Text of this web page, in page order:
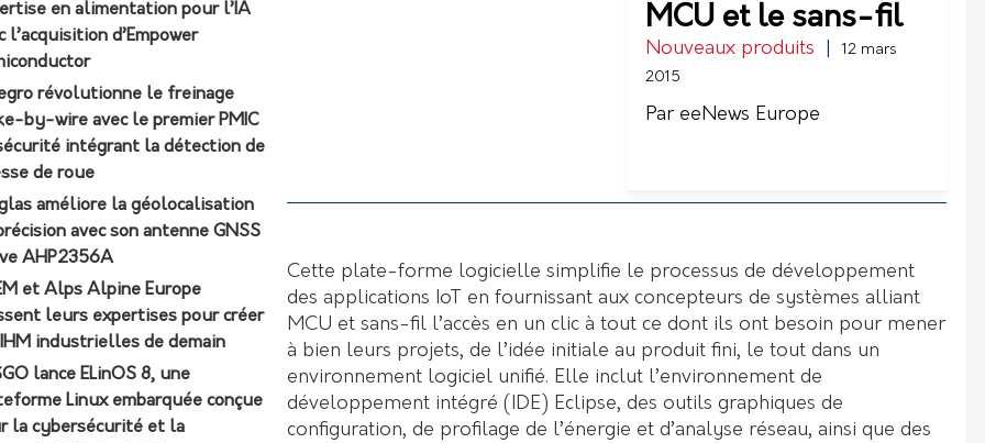
MCU et le sans-fil
Nouveaux produits
12 mars
2015
Par eeNews Europe
Cette plate-forme logicielle simplifie le processus de développement
des applications IoT en fournissant aux concepteurs de systèmes alliant
MCU et sans-fil l’accès en un clic à tout ce dont ils ont besoin pour mener
à bien leurs projets, de l’idée initiale au produit fini, le tout dans un
environnement logiciel unifié. Elle inclut l’environnement de
développement intégré (IDE) Eclipse, des outils graphiques de
configuration, de profilage de l’énergie et d’analyse réseau, ainsi que des
en alimentation pour l’IA
l’acquisition d’Empower
révolutionne le freinage
by-wire avec le premier PMIC
intégrant la détection de
de roue
améliore la géolocalisation
avec son antenne GNSS
AHP2356A
et Alps Alpine Europe
leurs expertises pour créer
industrielles de demain
lance ELinOS 8, une
Linux embarquée conçue
la cybersécurité et la